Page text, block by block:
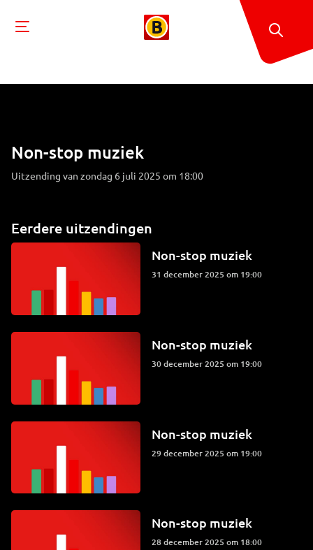
Non-stop muziek
Uitzending van zondag 6 juli 2025 om 18:00
Eerdere uitzendingen
Non-stop muziek
31 december 2025 om 19:00
Non-stop muziek
30 december 2025 om 19:00
Non-stop muziek
29 december 2025 om 19:00
Non-stop muziek
28 december 2025 om 18:00